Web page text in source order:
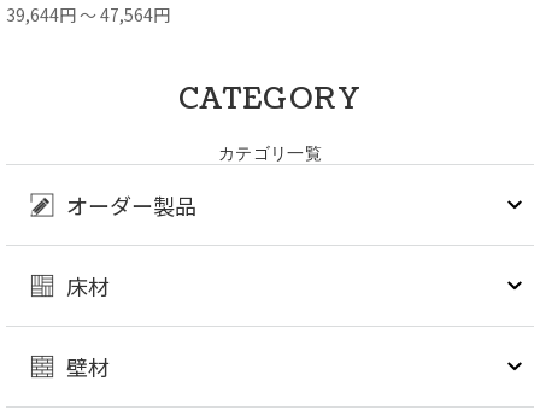
39,644円 ～ 47,564円
CATEGORY
カテゴリ一覧
オーダー製品
床材
壁材